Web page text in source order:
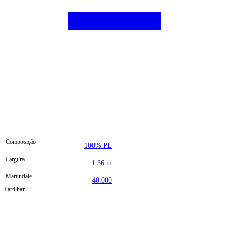
Composição 100% PL
Largura 1.36 m
Martindale 40.000
Partilhar